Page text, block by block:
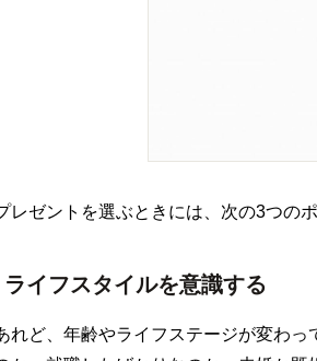
レゼントを選ぶときには、次の3つの
イフスタイルを意識する
れど、年齢やライフステージが変わ